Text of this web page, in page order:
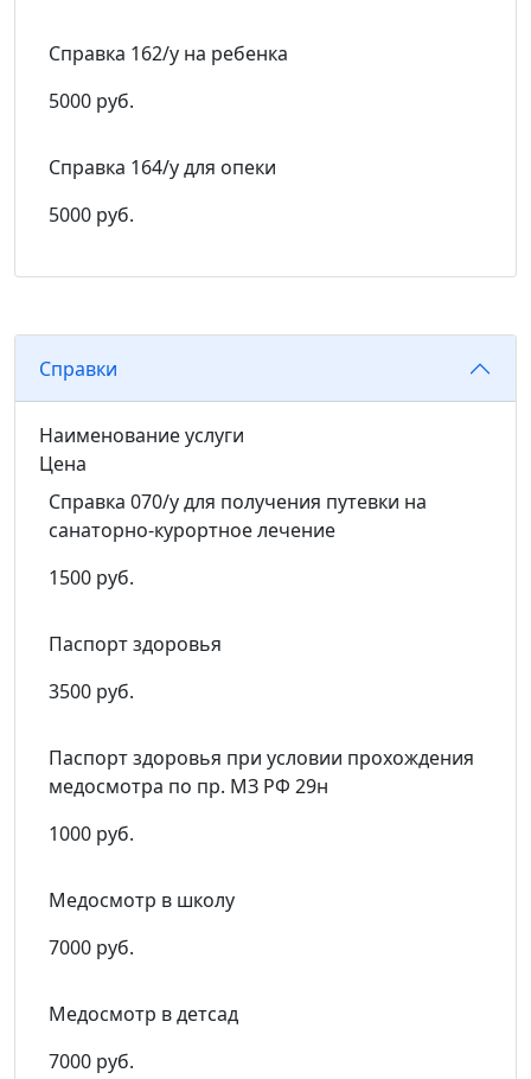
Справка 162/у на ребенка
5000 руб.
Справка 164/у для опеки
5000 руб.
Справки
Наименование услуги
Цена
Справка 070/у для получения путевки на
санаторно-курортное лечение
1500 руб.
Паспорт здоровья
3500 руб.
Паспорт здоровья при условии прохождения
медосмотра по пр. МЗ РФ 29н
1000 руб.
Медосмотр в школу
7000 руб.
Медосмотр в детсад
7000 руб.